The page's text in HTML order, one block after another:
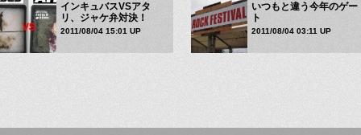
インキュバスVSアタ
リ、ジャケ弁対決！
2011/08/04 15:01 UP
いつもと違う今年のゲー
ト
2011/08/04 03:11 UP